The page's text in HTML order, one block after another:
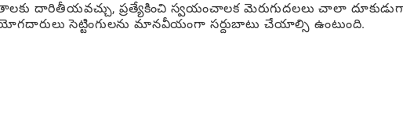
దారితీయవచ్చు, ప్రత్యేకించి స్వయంచాలక మెరుగుదలలు చాలా
సెట్టింగులను మానవీయంగా సర్దుబాటు చేయాల్సి ఉంటుంది.